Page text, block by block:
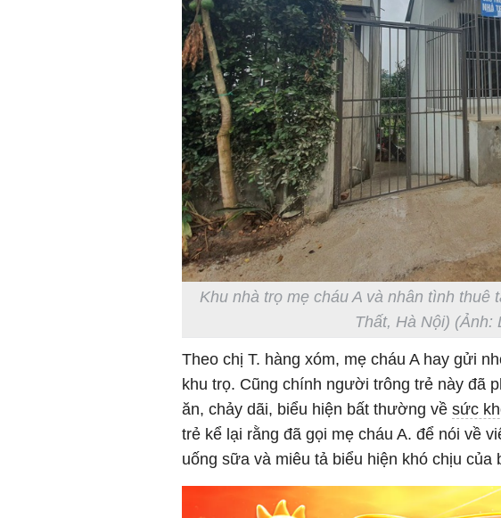
Khu nhà trọ mẹ cháu A và nhân tình thuê
Thất, Hà Nội) (Ảnh:
Theo chị T. hàng xóm, mẹ cháu A hay gửi
khu trọ. Cũng chính người trông trẻ này đã
ăn, chảy dãi, biểu hiện bất thường về sức
trẻ kể lại rằng đã gọi mẹ cháu A. để nói về
uống sữa và miêu tả biểu hiện khó chịu của